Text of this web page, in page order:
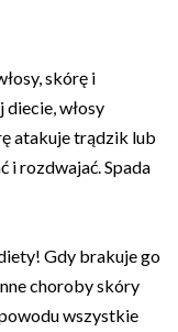
skórę i
włosy
atakuje trądzik lub
i rozdwajać. Spada
Gdy brakuje go
choroby skóry
wszystkie